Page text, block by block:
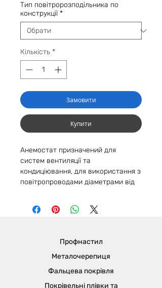
Тип повітророзподільника по
конструкції *
Кількість *
Замовити
Купити
Анемостат призначений для
систем вентиляції та
кондиціювання, для використання з
повітропроводами діаметрами від
перевагою анемостату є
регульована витрата повітря.
системах вентиляції для будівель
переважно адміністративного
характеру. Для зручності монтажу
анемостат оснащений сполучною
Профнастил
Металочерепиця
Фальцева покрівля
Покрівельні плівки та